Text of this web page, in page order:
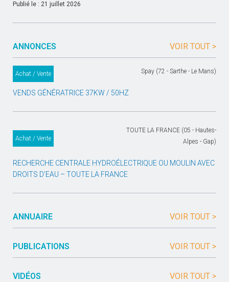
Publié le : 21 juillet 2026
ANNONCES VOIR TOUT >
Achat / Vente Spay (72 - Sarthe - Le Mans)
VENDS GÉNÉRATRICE 37KW / 50HZ
Achat / Vente
TOUTE LA FRANCE (05 - Hautes-
Alpes - Gap)
RECHERCHE CENTRALE HYDROÉLECTRIQUE OU MOULIN AVEC
DROITS D’EAU – TOUTE LA FRANCE
ANNUAIRE VOIR TOUT >
PUBLICATIONS VOIR TOUT >
VIDÉOS VOIR TOUT >